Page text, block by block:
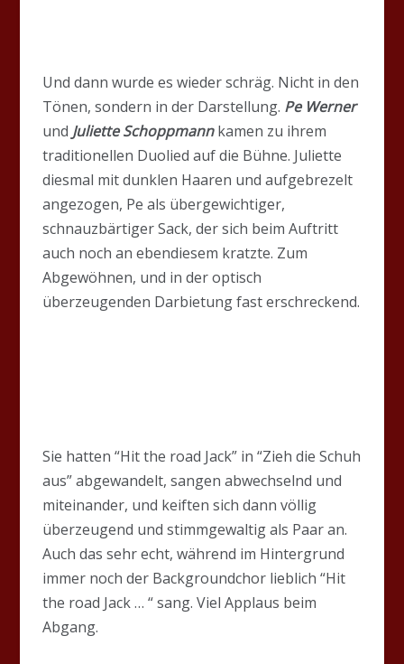
Und dann wurde es wieder schräg. Nicht in den
Tönen, sondern in der Darstellung. Pe Werner
und Juliette Schoppmannkamen zu ihrem
traditionellen Duolied auf die Bühne. Juliette
diesmal mit dunklen Haaren und aufgebrezelt
angezogen, Pe als übergewichtiger,
schnauzbärtiger Sack, der sich beim Auftritt
auch noch an ebendiesem kratzte. Zum
Abgewöhnen, und in der optisch
überzeugenden Darbietung fast erschreckend.
Sie hatten “Hit the road Jack” in “Zieh die Schuh
aus” abgewandelt, sangen abwechselnd und
miteinander, und keiften sich dann völlig
überzeugend und stimmgewaltig als Paar an.
Auch das sehr echt, während im Hintergrund
immer noch der Backgroundchor lieblich “Hit
the road Jack … “ sang. Viel Applaus beim
Abgang.